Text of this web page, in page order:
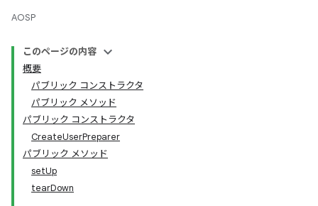
AOSP
このページの内容
概要
パブリック コンストラクタ
パブリック メソッド
パブリック コンストラクタ
CreateUserPreparer
パブリック メソッド
setUp
tearDown